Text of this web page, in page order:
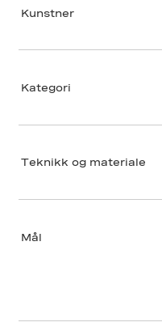
Kunstner
Kategori
Teknikk og materiale
Mål